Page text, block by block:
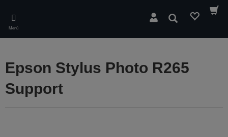
main
content
Menú
Buscar
Epson Stylus Photo R265
Support